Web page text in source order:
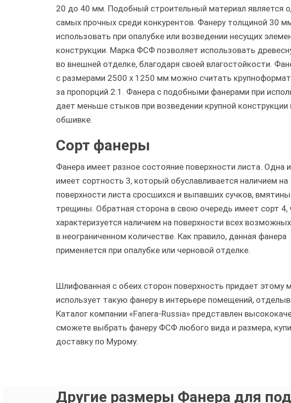
20 до 40 мм. Подобный строительный материал является
самых прочных среди конкурентов. Фанеру толщиной 30
использовать при опалубке или возведении несущих
конструкции. Марка ФСФ позволяет использовать
во внешней отделке, благодаря своей влагостойкости.
с размерами 2500 х 1250 мм можно считать
за пропорций 2:1. Фанера с подобными фанерами при
дает меньше стыков при возведении крупной конструкции
обшивке.
Сорт фанеры
Фанера имеет разное состояние поверхности листа. Одна
имеет сортность 3, который обуславливается наличием на
поверхности листа сросшихся и выпавших сучков,
трещины. Обратная сторона в свою очередь имеет сорт 4,
характеризуется наличием на поверхности всех
в неограниченном количестве. Как правило, данная фанера
применяется при опалубке или черновой отделке.
Шлифованная с обеих сторон поверхность придает этому
использует такую фанеру в интерьере помещений,
Каталог компании «Fanera-Russia» представлен
сможете выбрать фанеру ФСФ любого вида и размера,
доставку по Мурому.
Другие размеры Фанера для